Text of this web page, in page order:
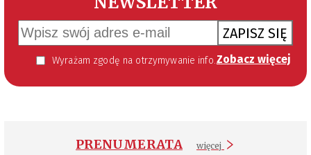
ZAPISZ SIĘ
Wyrażam zgodę na otrzymywanie informacji handlowej kierowanej do mnie za pomocą środków komunikacji elektronicznej w szczególności poczty elektronicznej zgodnie z przepisem art. 10 ust 2 ustawy z dnia 18 lipca 2002 roku o świadczeniu usług drogą elektroniczną (Dz. U. 144 z 2002 r. poz. 1204). Zgoda jest dobrowolna, jednak jej wyrażenie jest konieczne, aby otrzymywać newsletter. Zobacz więcej
PRENUMERATA więcej